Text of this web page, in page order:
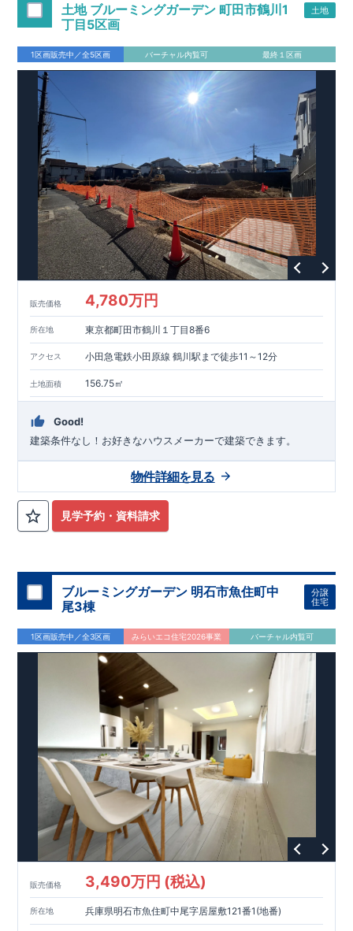
■長期優良住宅もっと詳しく
「いい家を作って、きちんと手
7つの厳しい技術基準をクリアした物件だけが認定を受けられる
長期優良住宅。
長期優良住宅として認定を受けるためには、国が定めた下記7つ
の技術基準をクリアする必要があります。東栄住宅は全棟でク
リア！①耐震性②劣化対策③維持管理性④住戸面積⑤省エネル
ギー性⑥居住環境⑦維持保全管理
そのほかの魅力として、住宅ローン金利優遇、固定資産税の減
税、中古市場での売却時にも有利です。
住宅性能評価ダブル
取得
「設計」と「建設」のダブルで性
能を評価されています！図面を第三者機関へ提出します。外部
評価委員が建設中に3回、竣工時に1回の現場検査が行われま
す。構造の安定、劣化の軽減、維持管理への配慮、温熱環境・
エネルギー消費量（断熱等性能）の必須4分野、空気環境で、最
高等級取得！ ■ 耐震等級3 もっと詳しく 東栄住宅の建物
は、国が定めた耐震最高等級3を取得。建築基準法に定められ
た、｢数百年に一度発生する地震に対して、倒壊、崩壊しない｣
という基準から、さらに1.5倍の耐震力を達成しています。
風等級2 災害時の損傷の受けにくさを評価されています。建築
1.2倍の暴風に対しても損傷を生じないことで耐風最高等級
取得しています。 ■自社一貫体制もっと詳しく 東栄住宅は土
地の仕入れ、設計、施工、販売、メンテナンスまで、すべての
プロセスに携わっています。 ■ アフターサポート
快適に暮らすことができる住宅の品質を長期にわたり
維持するには、定期的な点検を実施することが重要です。
60年間の保証制度がございます。もちろん、定期点検以外でも
当社こだわりの空間アイディアをショート動画で
ご紹介しています。ここをクリック
土地 ブルーミングガーデン 町田市鶴川1
丁目5区画
土地
1区画販売中／全5区画 バーチャル内覧可 最終１区画
販売価格 4,780万円
所在地 東京都町田市鶴川１丁目8番6
アクセス 小田急電鉄小田原線 鶴川駅まで徒歩11～12分
土地面積 156.75㎡
Good!
建築条件なし！​お好きなハウスメーカーで建築できます。
見学予約・資料請求
物件詳細を見る
ブルーミングガーデン 明石市魚住町中
尾3棟
分譲
住宅
1区画販売中／全3区画 みらいエコ住宅2026事業 バーチャル内覧可
販売価格 3,490万円 (税込)
所在地 兵庫県明石市魚住町中尾字居屋敷121番1(地番)